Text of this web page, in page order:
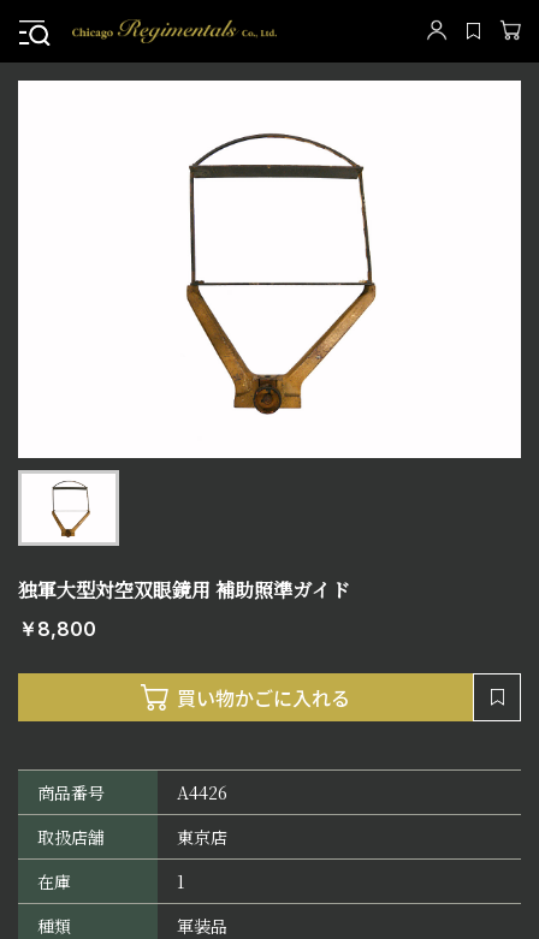
独軍大型対空双眼鏡用 補助照準ガイド
￥8,800
商品番号
A4426
取扱店舗
東京店
在庫
1
種類
軍装品